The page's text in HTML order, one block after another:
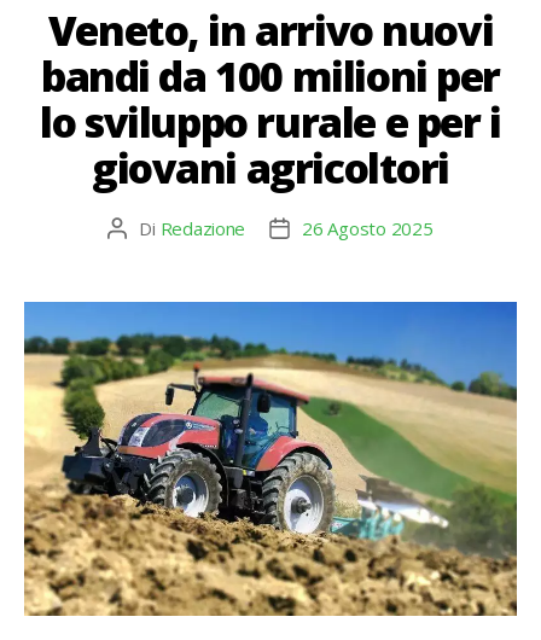
Veneto, in arrivo nuovi
bandi da 100 milioni per
lo sviluppo rurale e per i
giovani agricoltori
Autore
Di Redazione
Data26 Agosto 2025